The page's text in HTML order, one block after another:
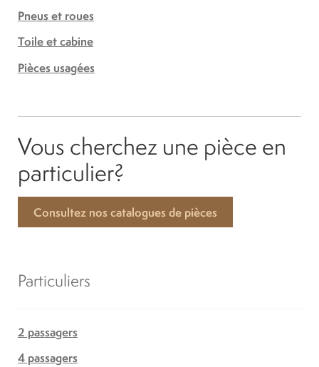
Pneus et roues
Toile et cabine
Pièces usagées
Vous cherchez une pièce en
particulier?
Consultez nos catalogues de pièces
Particuliers
2 passagers
4 passagers